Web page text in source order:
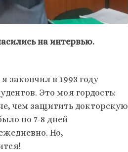
на интервью.
закончил в 1993 году
Это моя гордость:
чем защитить докторскую
по 7-8 дней
Но,